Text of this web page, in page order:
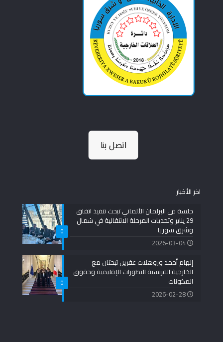
اتصل بنا
اخر الأخبار
0
جلسة في البرلمان الألماني تبحث تنفيذ اتفاق
29 يناير وتحديات المرحلة الانتقالية في شمال
وشرق سوريا
2026-03-04
0
إلهام أحمد وروهلات عفرين تبحثان مع
الخارجية الفرنسية التطورات الإقليمية وحقوق
المكونات
2026-02-28